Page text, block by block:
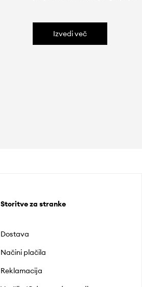
Izvedi več
Storitve za stranke
Dostava
Načini plačila
Reklamacija